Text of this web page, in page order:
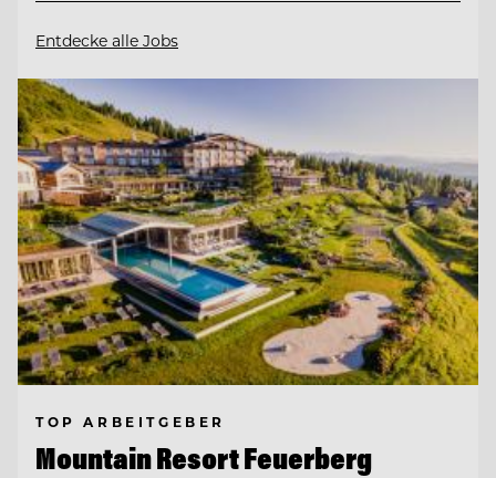
Entdecke alle Jobs
TOP ARBEITGEBER
Mountain Resort Feuerberg